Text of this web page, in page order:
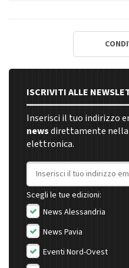
ISCRIVITI ALLE
Inserisci il tuo indirizzo
newsdirettamente nella
elettronica.
Indirizzo email
Scegli le tue edizioni:
News Alessandria
News Pavia
Eventi Nord-Ovest